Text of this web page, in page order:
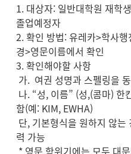
1. 대상자: 일반대학원 재학
졸업예정자
2. 확인 방법: 유레카>학사
경>영문이름에서 확인
3. 확인해야할 사항
가. 여권 성명과 스펠링을
나. “성, 이름” (성,(콤마) 한
함(예: KIM, EWHA)
단, 기본형식을 원하지 않는
력 가능
* 영문 학위기에는 모두 대